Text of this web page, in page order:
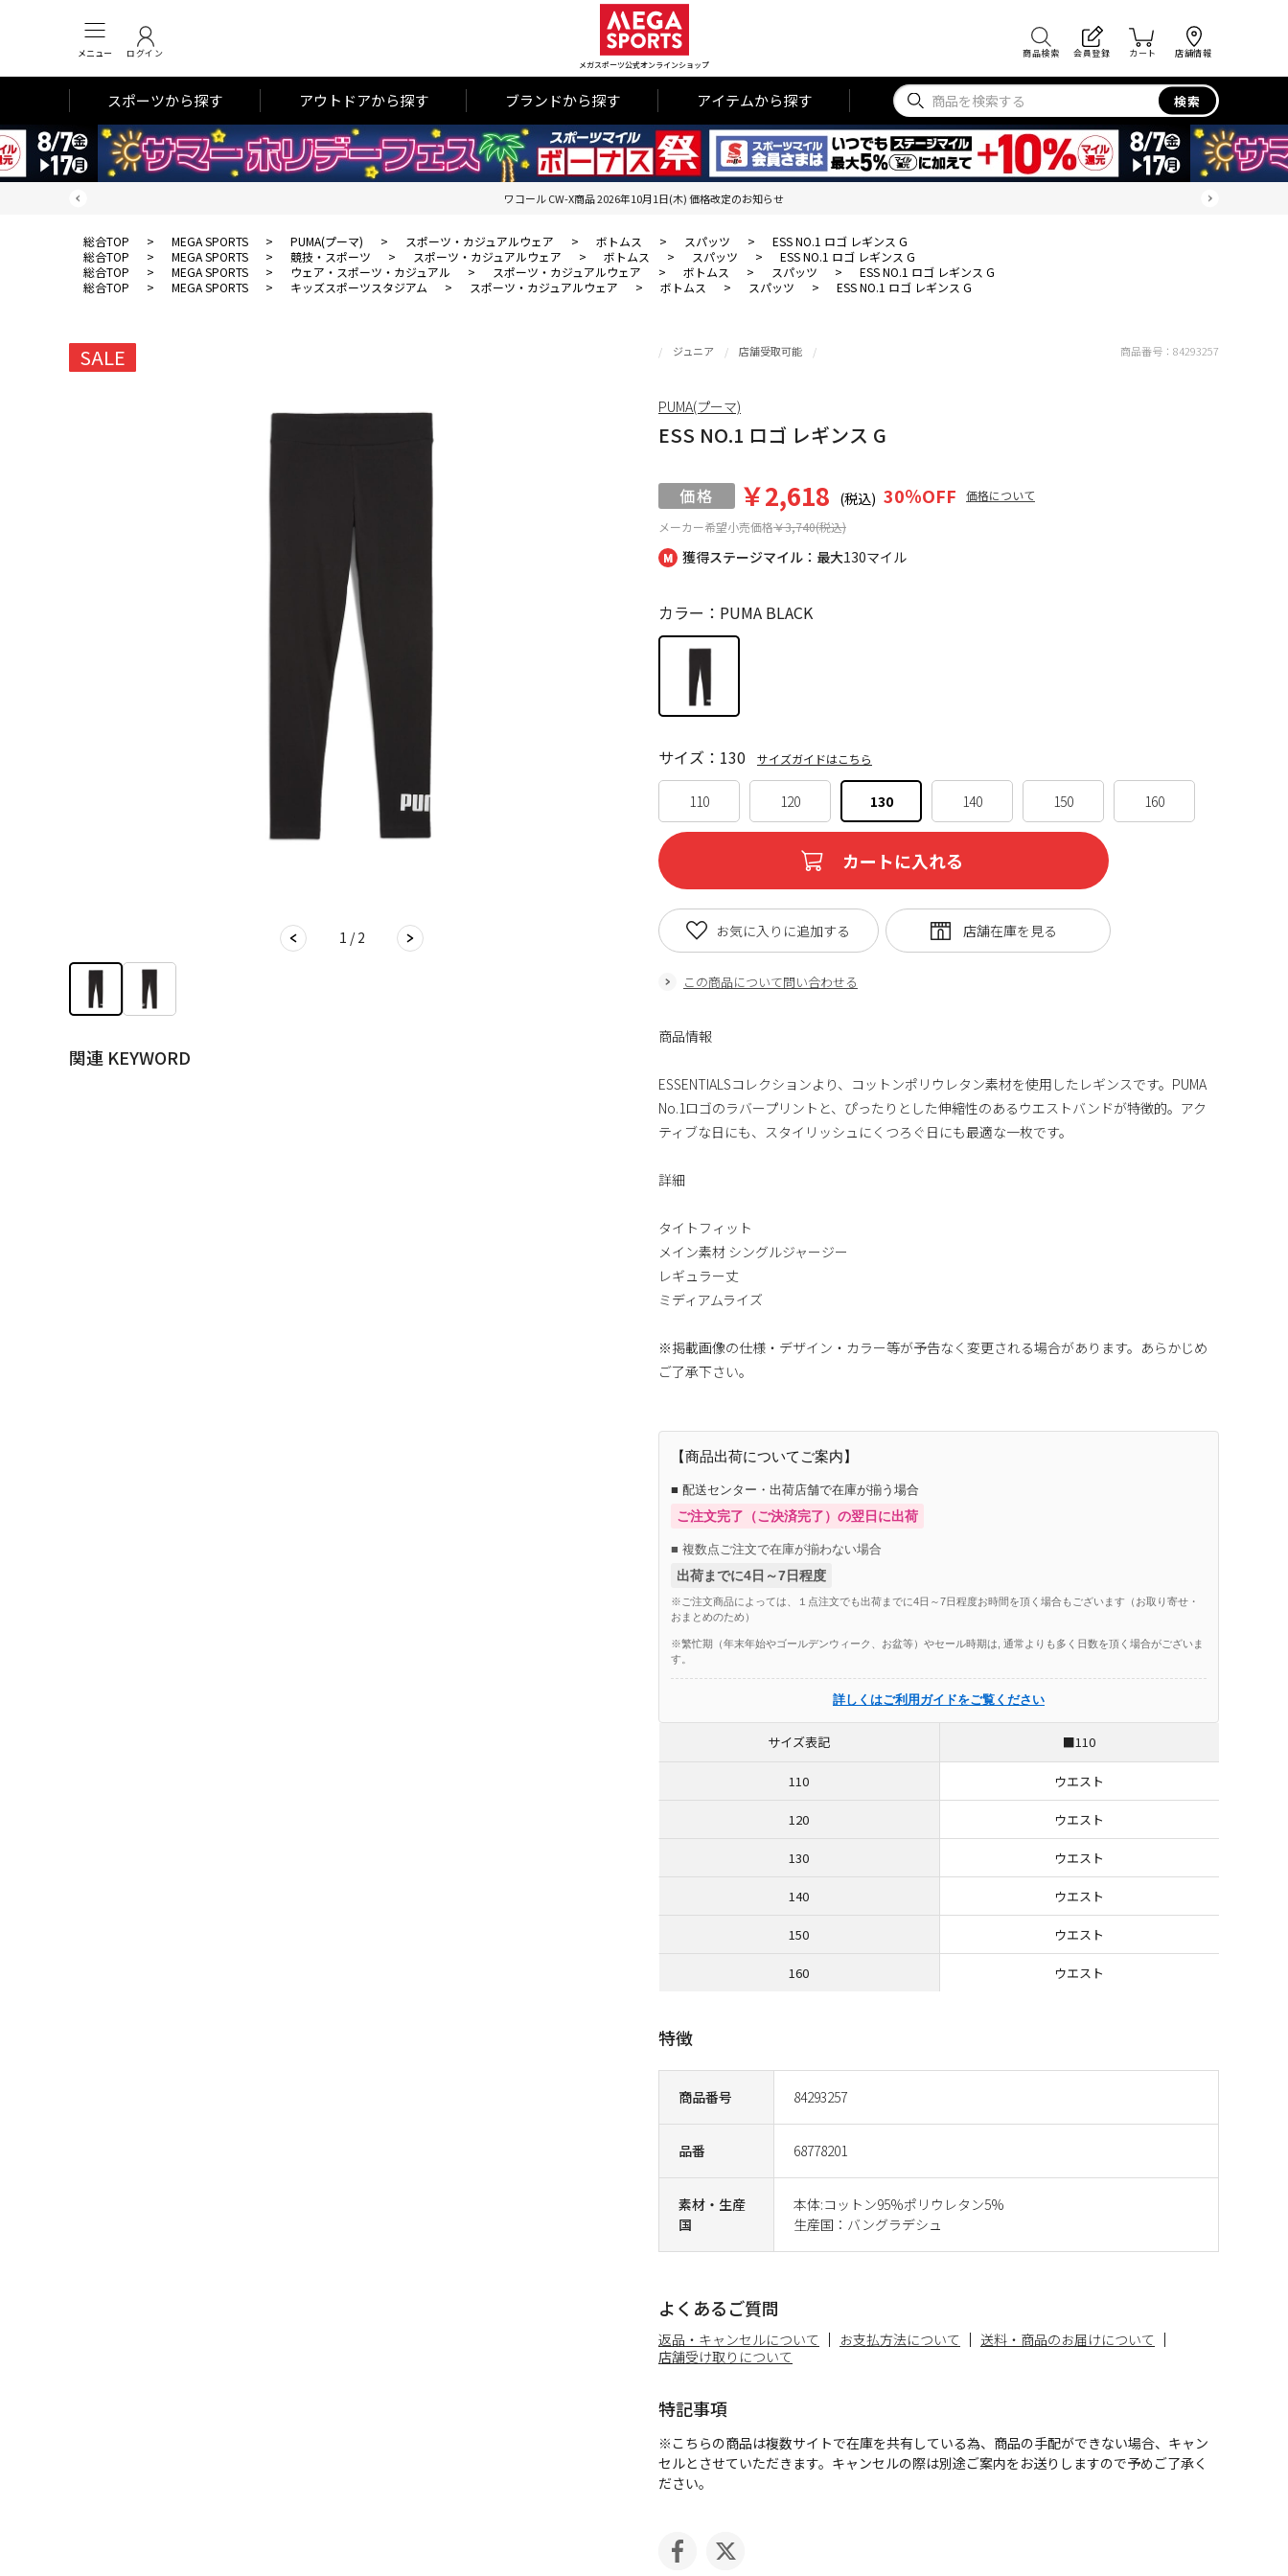
メニュー ログイン
メガスポーツ公式オンラインショップ
商品検索 会員登録 カート 店舗情報
スポーツから探す アウトドアから探す ブランドから探す アイテムから探す 検索
ワコール CW-X商品 2026年10月1日(木) 価格改定のお知らせ
総合TOP > MEGA SPORTS > PUMA(プーマ) > スポーツ・カジュアルウェア > ボトムス > スパッツ >
ESS NO.1 ロゴ レギンス G
総合TOP
> MEGA SPORTS > 競技・スポーツ > スポーツ・カジュアルウェア > ボトムス > スパッツ >
ESS NO.1 ロゴ レギンス G
総合TOP
> MEGA SPORTS > ウェア・スポーツ・カジュアル > スポーツ・カジュアルウェア > ボトムス > スパッツ >
ESS NO.1 ロゴ レギンス G
総合TOP
> MEGA SPORTS > キッズスポーツスタジアム > スポーツ・カジュアルウェア > ボトムス > スパッツ > ESS NO.1 ロゴ レギンス G
SALE
1 / 2
関連 KEYWORD
獲得ステージマイル：最大130マイル
ジュニア 店舗受取可能
ESS NO.1 ロゴ レギンス G
メーカー希望小売価格￥3,740(税込)
￥2,618 (税込) 30％OFF 価格について
商品番号 84293257
品番 68778201
素材・生産
国
本体:コットン95%ポリウレタン5%
生産国：バングラデシュ
カラー：PUMA BLACK
110 120 130 140 150 160
サイズ：130 サイズガイドはこちら
カートに入れる
この商品について問い合わせる
お気に入りに追加する
商品番号： 84293257
PUMA(プーマ)
商品情報
ESSENTIALSコレクションより、コットンポリウレタン素材を使用したレギンスです。PUMA
No.1ロゴのラバープリントと、ぴったりとした伸縮性のあるウエストバンドが特徴的。アク
ティブな日にも、スタイリッシュにくつろぐ日にも最適な一枚です。
詳細
タイトフィット
メイン素材 シングルジャージー
レギュラー丈
ミディアムライズ
※掲載画像の仕様・デザイン・カラー等が予告なく変更される場合があります。あらかじめ
ご了承下さい。
【商品出荷についてご案内】
■ 配送センター・出荷店舗で在庫が揃う場合
ご注文完了（ご決済完了）の翌日に出荷
■ 複数点ご注文で在庫が揃わない場合
出荷までに4日～7日程度
※ご注文商品によっては、１点注文でも出荷までに4日～7日程度お時間を頂く場合もございます（お取り寄せ・
おまとめのため）
※繁忙期（年末年始やゴールデンウィーク、お盆等）やセール時期は, 通常よりも多く日数を頂く場合がございま
す。
詳しくはご利用ガイドをご覧ください
特徴
よくあるご質問
返品・キャンセルについて お支払方法について
送料・商品のお届けについて
店舗受け取りについて
特記事項
※こちらの商品は複数サイトで在庫を共有している為、商品の手配ができない場合、キャン
セルとさせていただきます。キャンセルの際は別途ご案内をお送りしますので予めご了承く
ださい。
サイズ表記 ■110
110 ウエスト
120 ウエスト
130 ウエスト
140 ウエスト
150 ウエスト
160 ウエスト